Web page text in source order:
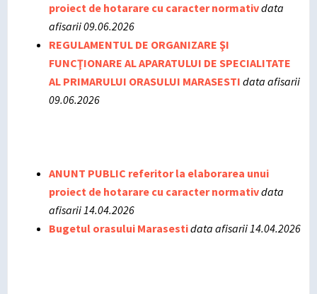
proiect de hotarare cu caracter normativdata
afisarii 09.06.2026
REGULAMENTUL DE ORGANIZARE ŞI
FUNCŢIONARE AL APARATULUI DE SPECIALITATE
AL PRIMARULUI ORASULUI MARASESTI data afisarii
09.06.2026
ANUNT PUBLIC referitor la elaborarea unui
proiect de hotarare cu caracter normativdata
afisarii 14.04.2026
Bugetul orasului Marasestidata afisarii 14.04.2026